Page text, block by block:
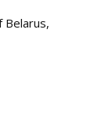
Belarus,